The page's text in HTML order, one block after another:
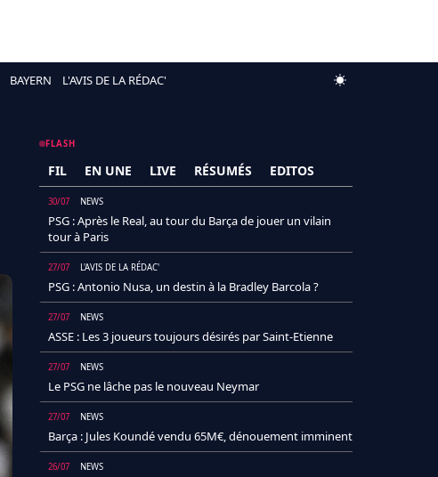
BAYERN L'AVIS DE LA RÉDAC'
FLASH
FIL EN UNE LIVE RÉSUMÉS EDITOS
30/07 NEWS
PSG : Après le Real, au tour du Barça de jouer un vilain
tour à Paris
27/07 L'AVIS DE LA RÉDAC'
PSG : Antonio Nusa, un destin à la Bradley Barcola ?
27/07 NEWS
ASSE : Les 3 joueurs toujours désirés par Saint-Etienne
27/07 NEWS
Le PSG ne lâche pas le nouveau Neymar
27/07 NEWS
Barça : Jules Koundé vendu 65M€, dénouement imminent
26/07 NEWS